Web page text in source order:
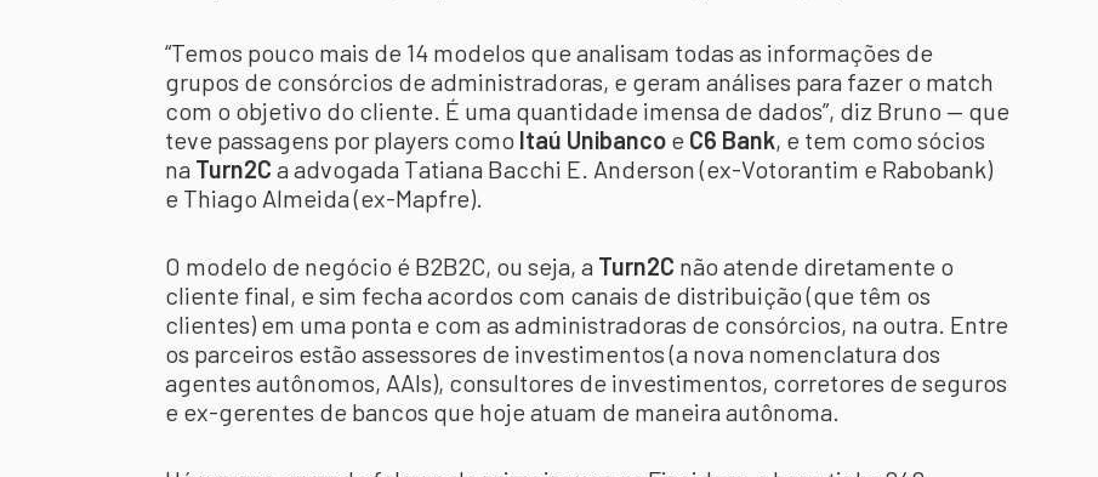
“Temos pouco mais de 14 modelos que analisam todas as informações de
grupos de consórcios de administradoras, e geram análises para fazer o match
com o objetivo do cliente. É uma quantidade imensa de dados”, diz Bruno — que
teve passagens por players como Itaú Unibanco e C6 Bank, e tem como sócios
na Turn2C a advogada Tatiana Bacchi E. Anderson (ex-Votorantim e Rabobank)
e Thiago Almeida (ex-Mapfre).
O modelo de negócio é B2B2C, ou seja, a Turn2C não atende diretamente o
cliente final, e sim fecha acordos com canais de distribuição (que têm os
clientes) em uma ponta e com as administradoras de consórcios, na outra. Entre
os parceiros estão assessores de investimentos (a nova nomenclatura dos
agentes autônomos, AAIs), consultores de investimentos, corretores de seguros
e ex-gerentes de bancos que hoje atuam de maneira autônoma.